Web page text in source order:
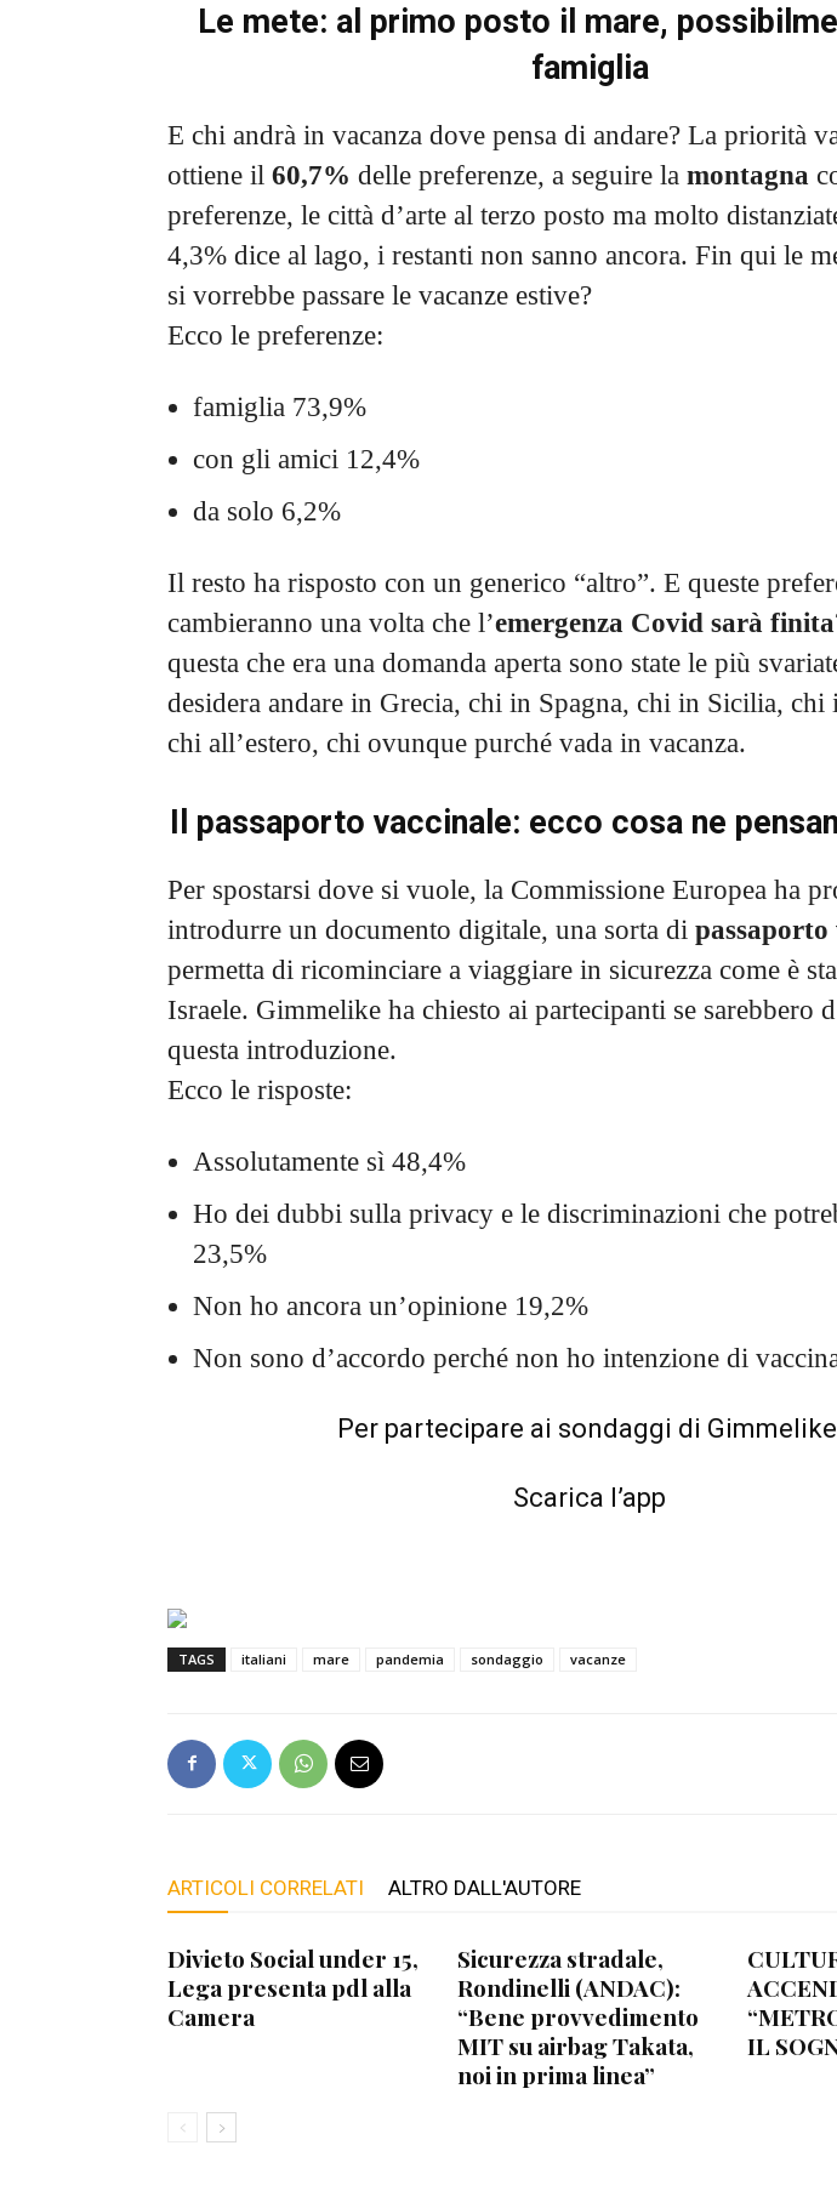
Le mete: al primo posto il mare,
famiglia
E chi andrà in vacanza dove pensa di andare? La priorità
ottiene il 60,7% delle preferenze, a seguire la montagna
preferenze, le città d’arte al terzo posto ma molto
4,3% dice al lago, i restanti non sanno ancora. Fin qui le
si vorrebbe passare le vacanze estive?
Ecco le preferenze:
famiglia 73,9%
con gli amici 12,4%
da solo 6,2%
Il resto ha risposto con un generico “altro”. E queste
cambieranno una volta che l’emergenza Covid sarà finita
questa che era una domanda aperta sono state le più
desidera andare in Grecia, chi in Spagna, chi in Sicilia, chi
chi all’estero, chi ovunque purché vada in vacanza.
Il passaporto vaccinale: ecco cosa ne
Per spostarsi dove si vuole, la Commissione Europea ha
introdurre un documento digitale, una sorta di passaporto
permetta di ricominciare a viaggiare in sicurezza come è
Israele. Gimmelike ha chiesto ai partecipanti se sarebbero
questa introduzione.
Ecco le risposte:
Assolutamente sì 48,4%
Ho dei dubbi sulla privacy e le discriminazioni che
23,5%
Non ho ancora un’opinione 19,2%
Non sono d’accordo perché non ho intenzione di
Per partecipare ai sondaggi di
Scarica l’app
TAGS italiani mare pandemia sondaggio vacanze
ARTICOLI CORRELATI ALTRO DALL'AUTORE
Divieto Social under 15,
Lega presenta pdl alla
Camera
Sicurezza stradale,
Rondinelli (ANDAC):
“Bene provvedimento
MIT su airbag Takata,
noi in prima linea”
IL